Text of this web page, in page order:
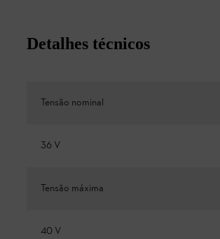
Detalhes técnicos
Tensão nominal
36 V
Tensão máxima
40 V